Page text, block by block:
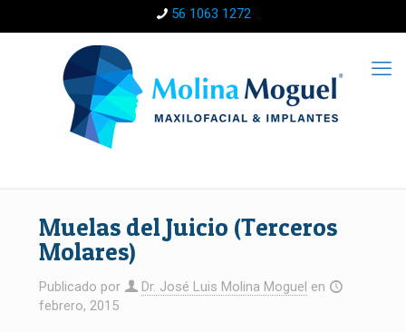
56 1063 1272
Muelas del Juicio (Terceros
Molares)
Publicado por Dr. José Luis Molina Moguel en
febrero, 2015